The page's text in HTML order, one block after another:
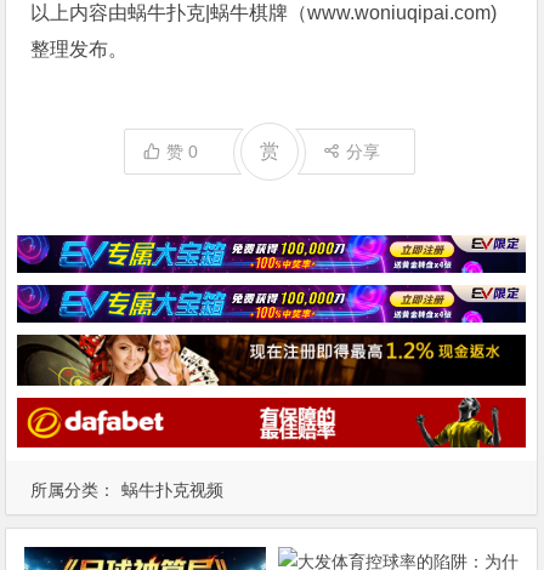
所属分类： 蜗牛扑克视频
以上内容由蜗牛扑克|蜗牛棋牌（www.woniuqipai.com)
整理发布。
赞0 赏 分享